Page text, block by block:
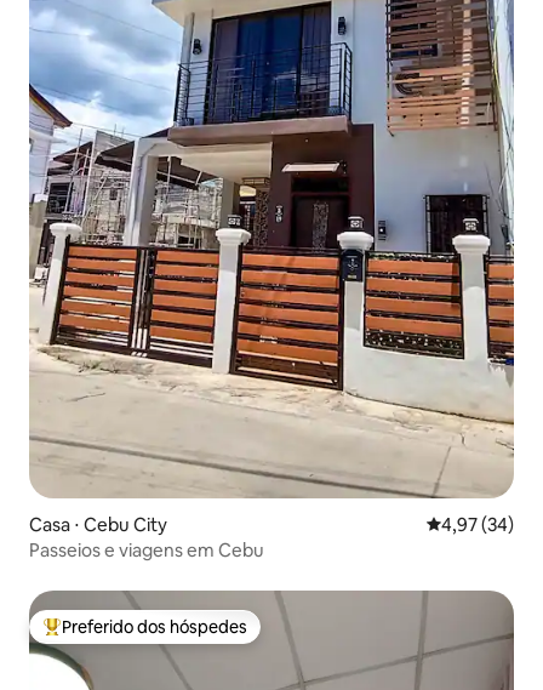
Casa ⋅ Cebu City 4,97 de uma
4,97 (34)
Passeios e viagens em Cebu
Entre os melhores preferidos dos hóspedes
Preferido dos hóspedes